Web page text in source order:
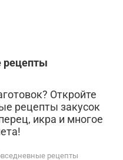
рецепты
Откройте
рецепты закусок
икра и многое
рецепты